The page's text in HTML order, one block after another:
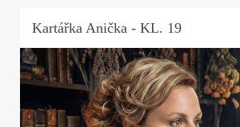
Kartářka Anička - KL. 19
Kartářka Anička